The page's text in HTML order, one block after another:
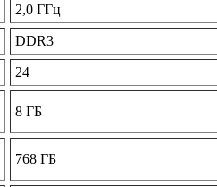
2,0 ГГц
DDR3
24
8 ГБ
768 ГБ